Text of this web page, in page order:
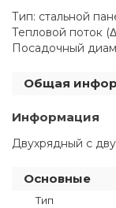
Тип: стальной
Тепловой поток
Посадочный
Общая
Информация
Двухрядный с
Основные
Тип